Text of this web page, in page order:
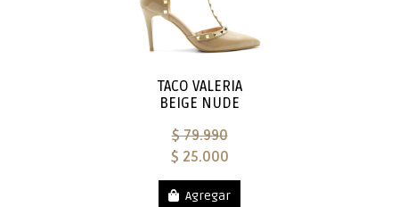
TACO VALERIA
BEIGE NUDE
$ 79.990
$ 25.000
Agregar